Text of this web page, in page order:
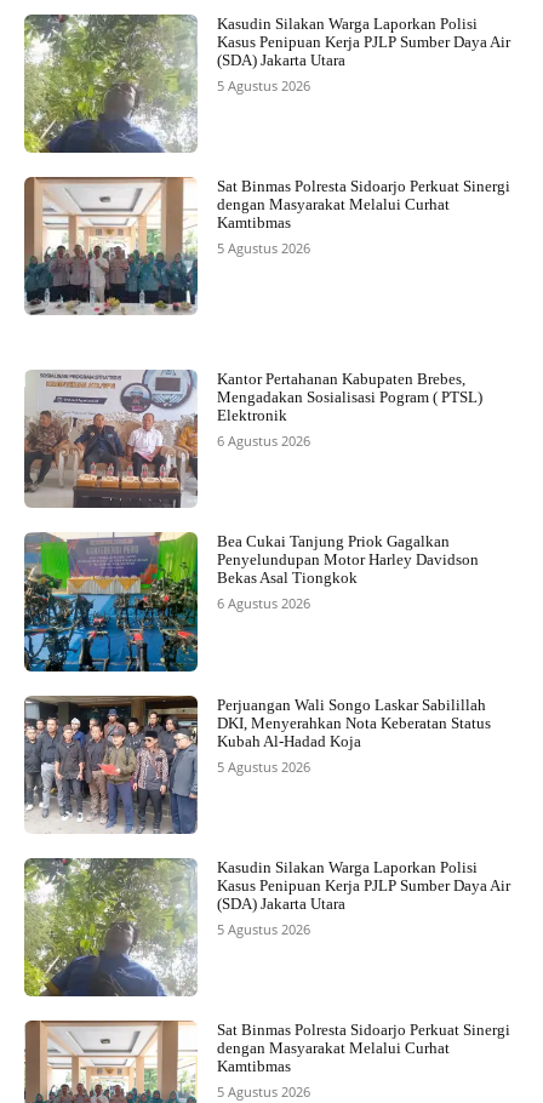
Kasudin Silakan Warga Laporkan Polisi
Kasus Penipuan Kerja PJLP Sumber Daya Air
(SDA) Jakarta Utara
5 Agustus 2026
Sat Binmas Polresta Sidoarjo Perkuat Sinergi
dengan Masyarakat Melalui Curhat
Kamtibmas
5 Agustus 2026
Kantor Pertahanan Kabupaten Brebes,
Mengadakan Sosialisasi Pogram ( PTSL)
Elektronik
6 Agustus 2026
Bea Cukai Tanjung Priok Gagalkan
Penyelundupan Motor Harley Davidson
Bekas Asal Tiongkok
6 Agustus 2026
Perjuangan Wali Songo Laskar Sabilillah
DKI, Menyerahkan Nota Keberatan Status
Kubah Al-Hadad Koja
5 Agustus 2026
Kasudin Silakan Warga Laporkan Polisi
Kasus Penipuan Kerja PJLP Sumber Daya Air
(SDA) Jakarta Utara
5 Agustus 2026
Sat Binmas Polresta Sidoarjo Perkuat Sinergi
dengan Masyarakat Melalui Curhat
Kamtibmas
5 Agustus 2026